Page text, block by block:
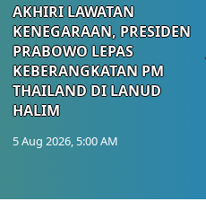
AKHIRI LAWATAN
KENEGARAAN, PRESIDEN
PRABOWO LEPAS
KEBERANGKATAN PM
THAILAND DI LANUD
HALIM
5 Aug 2026, 5:00 AM